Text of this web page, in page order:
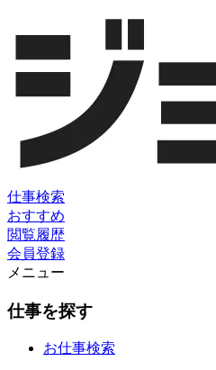
仕事検索
おすすめ
閲覧履歴
会員登録
メニュー
仕事を探す
お仕事検索